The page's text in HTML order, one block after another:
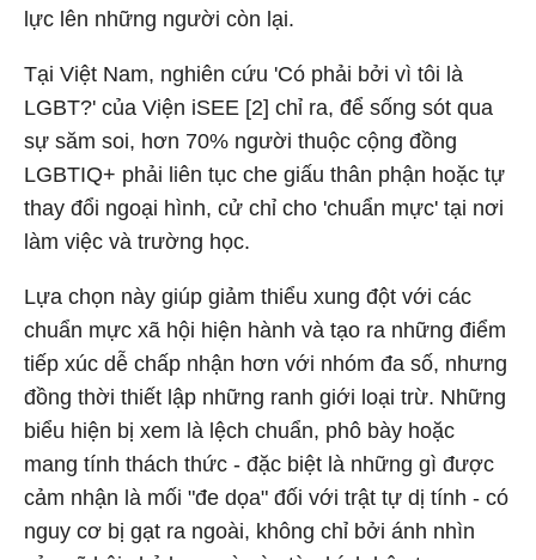
lực lên những người còn lại.
Tại Việt Nam, nghiên cứu 'Có phải bởi vì tôi là
LGBT?' của Viện iSEE [2] chỉ ra, để sống sót qua
sự săm soi, hơn 70% người thuộc cộng đồng
LGBTIQ+ phải liên tục che giấu thân phận hoặc tự
thay đổi ngoại hình, cử chỉ cho 'chuẩn mực' tại nơi
làm việc và trường học.
Lựa chọn này giúp giảm thiểu xung đột với các
chuẩn mực xã hội hiện hành và tạo ra những điểm
tiếp xúc dễ chấp nhận hơn với nhóm đa số, nhưng
đồng thời thiết lập những ranh giới loại trừ. Những
biểu hiện bị xem là lệch chuẩn, phô bày hoặc
mang tính thách thức - đặc biệt là những gì được
cảm nhận là mối "đe dọa" đối với trật tự dị tính - có
nguy cơ bị gạt ra ngoài, không chỉ bởi ánh nhìn